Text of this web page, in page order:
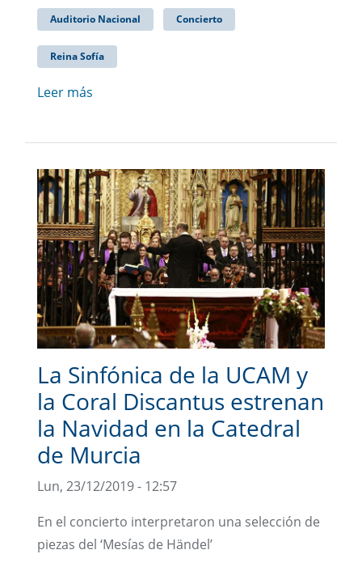
Auditorio Nacional Concierto
Reina Sofía
Leer más
La Sinfónica de la UCAM y
la Coral Discantus estrenan
la Navidad en la Catedral
de Murcia
Lun, 23/12/2019 - 12:57
En el concierto interpretaron una selección de
piezas del ‘Mesías de Händel’